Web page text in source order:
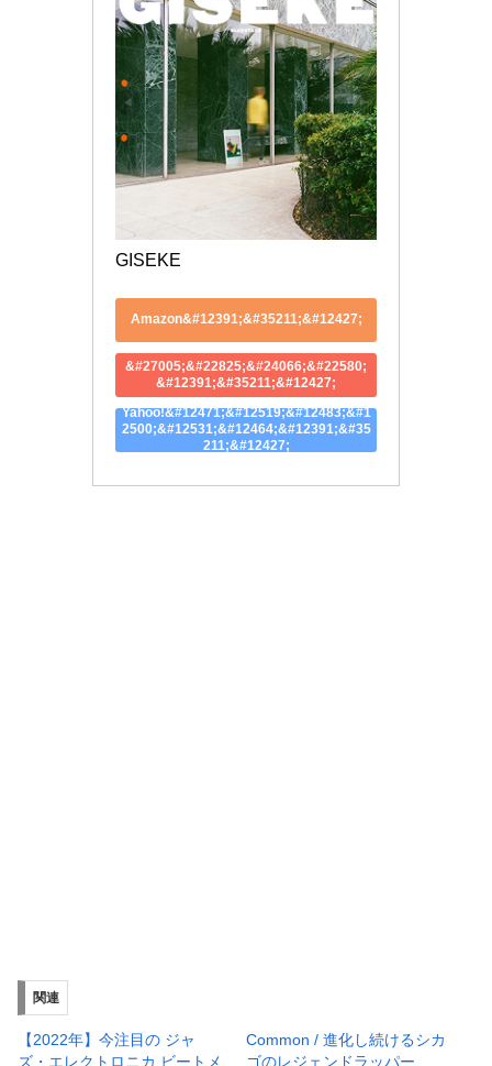
GISEKE
Amazon&#12391;&#35211;&#12427;
&#27005;&#22825;&#24066;&#22580;
&#12391;&#35211;&#12427;
Yahoo!&#12471;&#12519;&#12483;&#1
2500;&#12531;&#12464;&#12391;&#35
211;&#12427;
関連
【2022年】今注目の ジャ
ズ・エレクトロニカ ビートメ
Common / 進化し続けるシカ
ゴのレジェンドラッパー